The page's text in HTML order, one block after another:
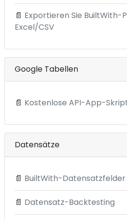
📄 Exportieren Sie BuiltWith-
Excel/CSV
Google Tabellen
📄 Kostenlose API-App-
Datensätze
📄 BuiltWith-Datensatzfelder
📄 Datensatz-Backtesting